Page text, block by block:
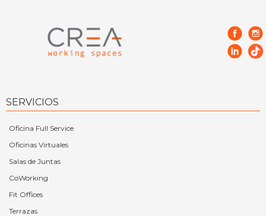
SERVICIOS
Oficina Full Service
Oficinas Virtuales
Salas de Juntas
CoWorking
Fit Offices
Terrazas